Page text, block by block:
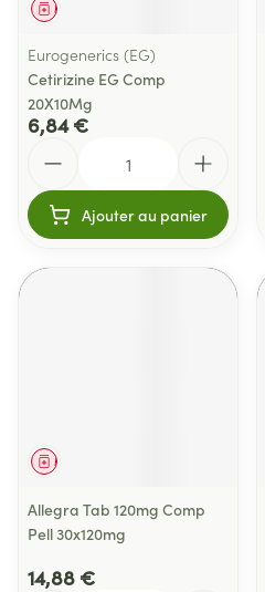
Médicament
Eurogenerics (EG)
Cetirizine EG Comp
20X10Mg
6,84 €
Ajouter au panier
Médicament
Allegra Tab 120mg Comp
Pell 30x120mg
14,88 €